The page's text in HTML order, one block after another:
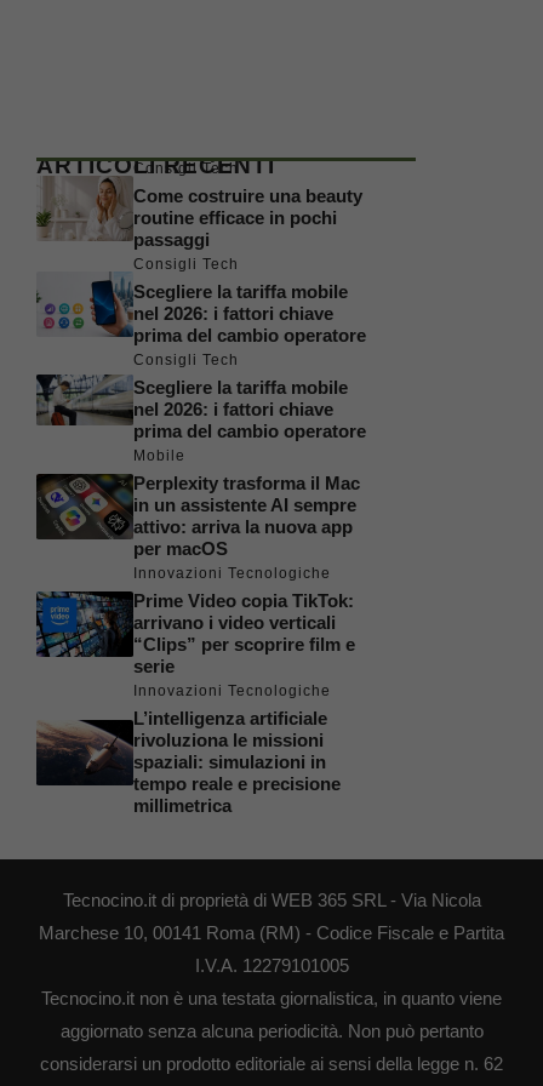
ARTICOLI RECENTI
Consigli Tech
Come costruire una beauty
routine efficace in pochi
passaggi
Consigli Tech
Scegliere la tariffa mobile
nel 2026: i fattori chiave
prima del cambio operatore
Consigli Tech
Scegliere la tariffa mobile
nel 2026: i fattori chiave
prima del cambio operatore
Mobile
Perplexity trasforma il Mac
in un assistente AI sempre
attivo: arriva la nuova app
per macOS
Innovazioni Tecnologiche
Prime Video copia TikTok:
arrivano i video verticali
“Clips” per scoprire film e
serie
Innovazioni Tecnologiche
L’intelligenza artificiale
rivoluziona le missioni
spaziali: simulazioni in
tempo reale e precisione
millimetrica
Tecnocino.it di proprietà di WEB 365 SRL - Via Nicola
Marchese 10, 00141 Roma (RM) - Codice Fiscale e Partita
I.V.A. 12279101005
Tecnocino.it non è una testata giornalistica, in quanto viene
aggiornato senza alcuna periodicità. Non può pertanto
considerarsi un prodotto editoriale ai sensi della legge n. 62